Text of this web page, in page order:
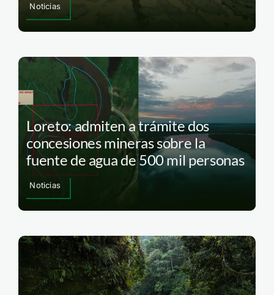
Noticias
Loreto: admiten a trámite dos
concesiones mineras sobre la
fuente de agua de 500 mil personas
Noticias